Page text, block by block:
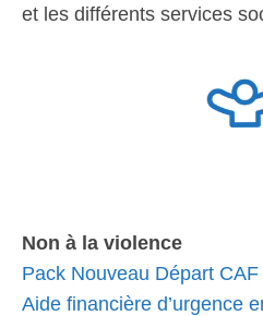
et les différents services
Non à la violence
Pack Nouveau Départ CAF
Aide financière d’urgence